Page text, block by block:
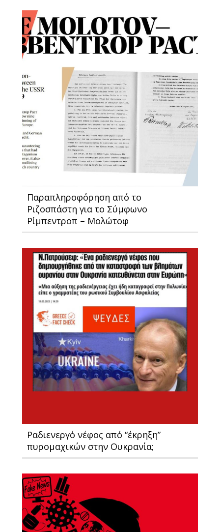
Παραπληροφόρηση από το
Ριζοσπάστη για το Σύμφωνο
Ρίμπεντροπ – Μολώτοφ
Ραδιενεργό νέφος από “έκρηξη”
πυρομαχικών στην Ουκρανία;